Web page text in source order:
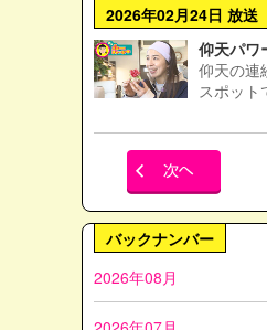
2026年02月24日 放送
仰天パワ
仰天の連
スポット
バックナンバー
2026年08月